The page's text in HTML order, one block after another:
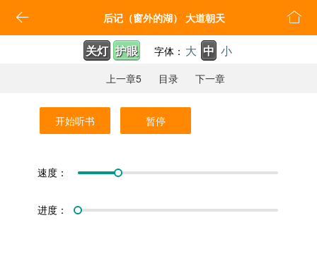
 后记（窗外的湖） 大道朝天 
关灯 护眼 字体： 大 中 小
上一章5 目录 下一章
开始听书 暂停
速度：
进度：